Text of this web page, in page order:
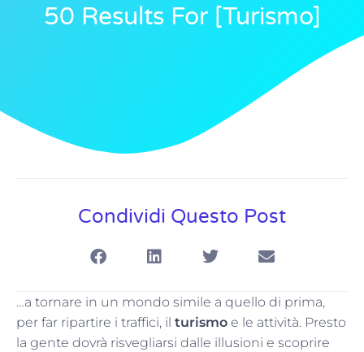
50 Results For [turismo]
Condividi Questo Post
…a tornare in un mondo simile a quello di prima,
per far ripartire i traffici, il turismo e le attività. Presto
la gente dovrà risvegliarsi dalle illusioni e scoprire